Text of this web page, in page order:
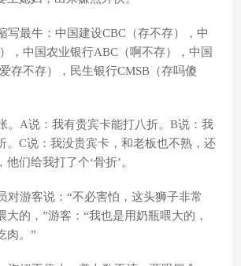
写最牛：中国建设CBC（存不存），中
，中国农业银行ABC（啊不存），中国
存不存），民生银行CMSB（存吗傻
。A说：我有贵宾卡能打八折。B说：我
。C说：我没贵宾卡，和老板也不熟，还
们给我打了个‘骨折’。
对游客说：“不必害怕，这头狮子非常
大的，”游客：“我也是用奶瓶喂大的，
肉。”